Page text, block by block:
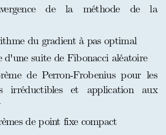
de la méthode de la
du gradient à pas optimal
d'une suite de Fibonacci aléatoire
de Perron-Frobenius pour les
irréductibles et application aux
de point fixe compact